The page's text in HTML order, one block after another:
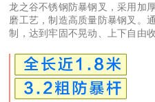
龙之谷不锈钢防暴钢叉，采用加
磨工艺，制造高质量防暴钢叉。
制，达到牢固不晃动、上下自由